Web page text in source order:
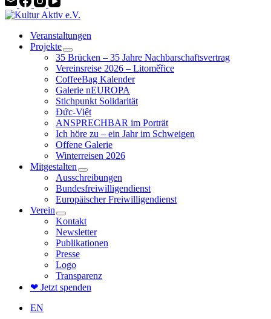
Veranstaltungen
Projekte
35 Brücken – 35 Jahre Nachbarschaftsvertrag
Vereinsreise 2026 – Litoměřice
CoffeeBag Kalender
Galerie nEUROPA
Stichpunkt Solidarität
Đức-Việt
ANSPRECHBAR im Porträt
Ich höre zu – ein Jahr im Schweigen
Offene Galerie
Winterreisen 2026
Mitgestalten
Ausschreibungen
Bundesfreiwilligendienst
Europäischer Freiwilligendienst
Verein
Kontakt
Newsletter
Publikationen
Presse
Logo
Transparenz
❤ Jetzt spenden
EN